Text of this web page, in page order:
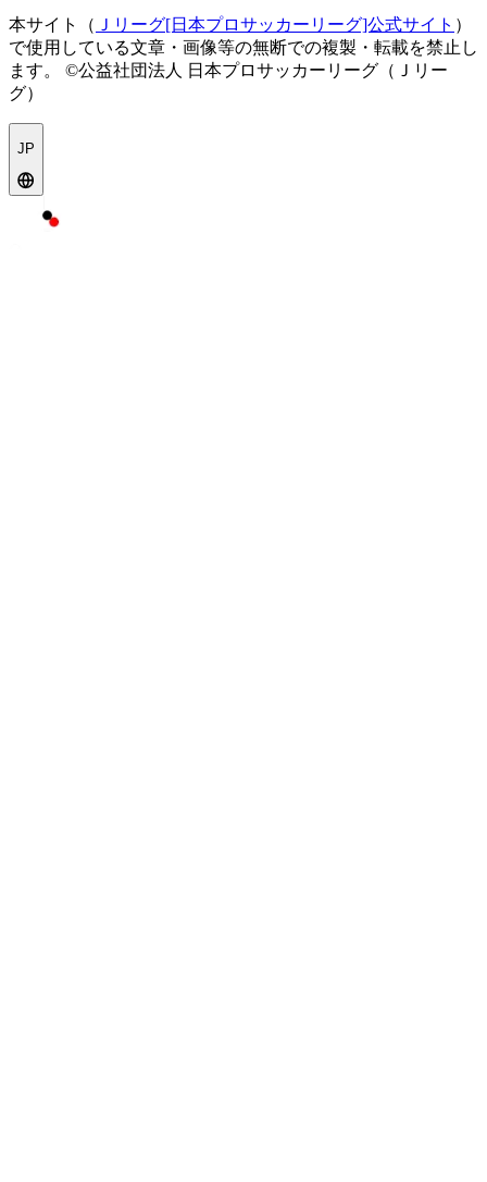
本サイト（ Ｊリーグ[日本プロサッカーリーグ]公式サイト ）
で使用している文章・画像等の無断での複製・転載を禁止し
ます。
©公益社団法人 日本プロサッカーリーグ（Ｊリー
グ）
JP